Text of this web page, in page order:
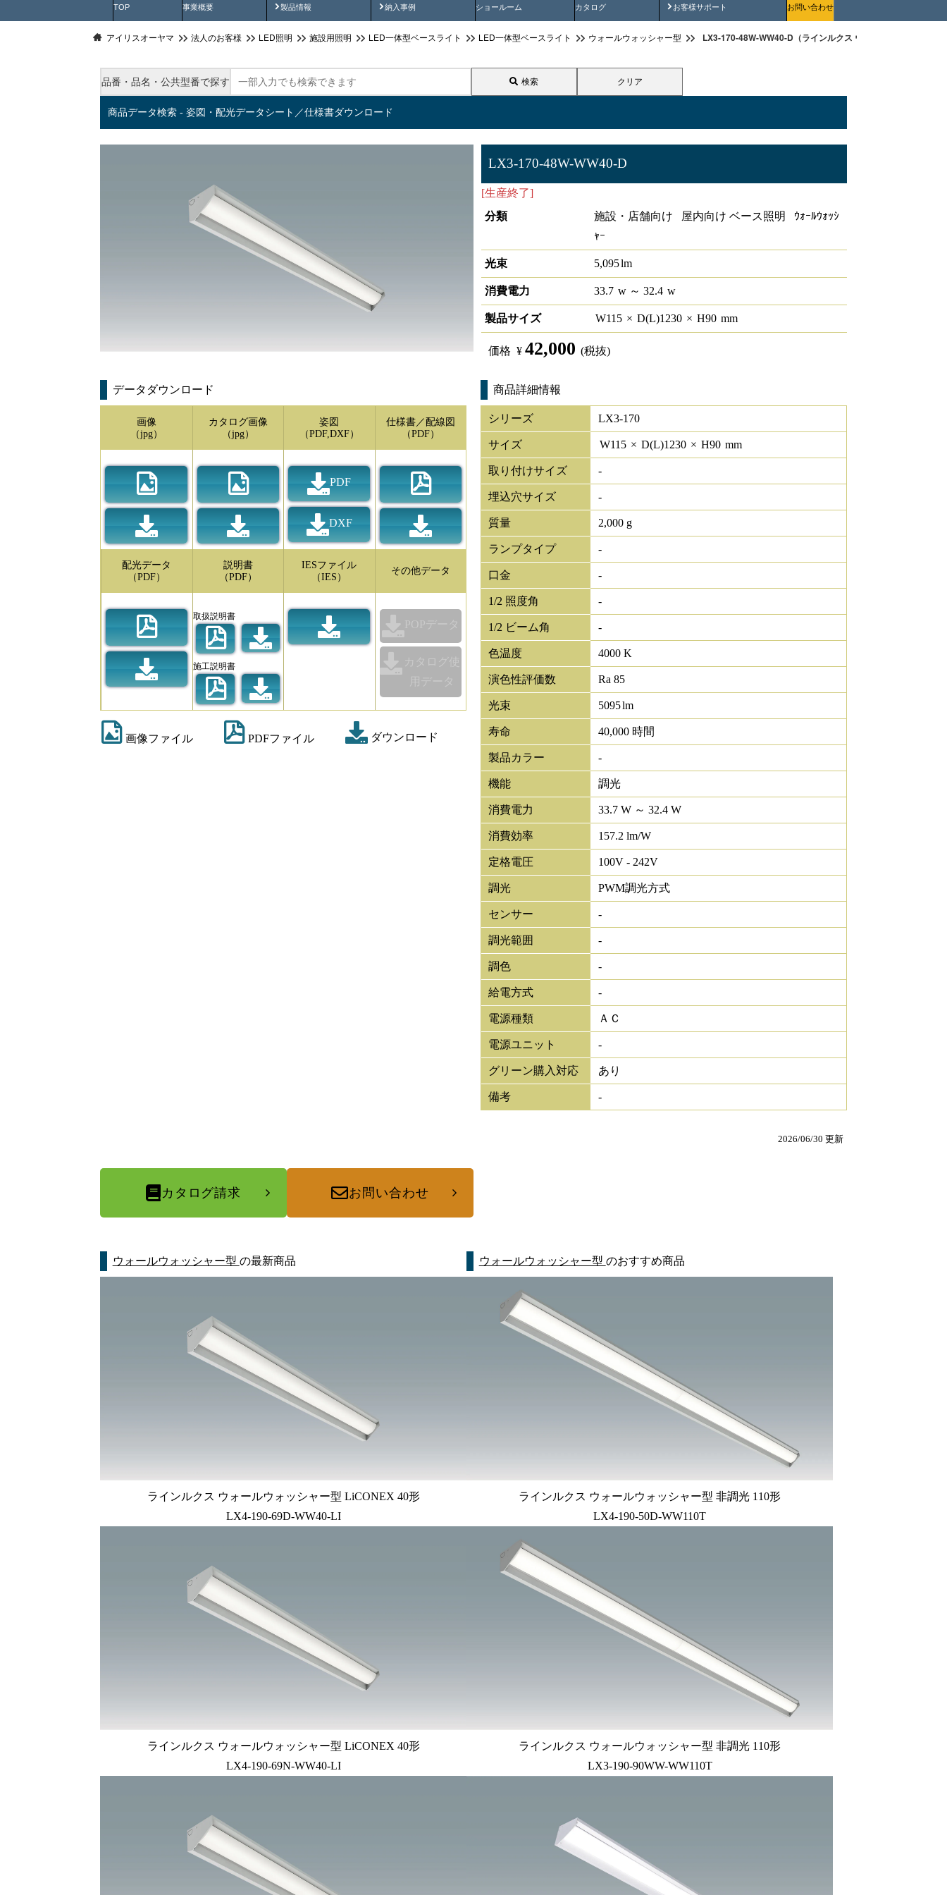
TOP 事業概要 製品情報
製品動画 納入事例
納入事例動画 ショールーム カタログ お客様サポート
安全にご使用いただくためにお問い合わせ
アイリスオーヤマ 法人のお客様 LED照明 施設用照明 LED一体型ベースライト LED一体型ベースライト ウォールウォッシャー型 LX3-170-48W-WW40-D（ラインルクス ウォールウォッシャー
品番・品名・公共型番で探す 検索 クリア
商品データ検索 - 姿図・配光データシート／仕様書ダウンロード
LX3-170-48W-WW40-D
[生産終了]
分類
施設・店舗向け 屋内向け ベース照明 ｳｫｰﾙｳｫｯｼ
ｬｰ
光束 5,095lm
消費電力 33.7 w ～ 32.4 w
製品サイズ W115 × D(L)1230 × H90 mm
価格 ¥ 42,000 (税抜)
データダウンロード
画像
（jpg）
カタログ画像
（jpg）
姿図
（PDF,DXF）
PDF
DXF
仕様書／配線図
（PDF）
配光データ
（PDF）
説明書
（PDF）
取扱説明書
施工説明書
IESファイル
（IES）
その他データ
POPデータ
カタログ使
用データ
画像ファイル PDFファイル ダウンロード
商品詳細情報
シリーズ LX3-170
サイズ W115 × D(L)1230 × H90 mm
取り付けサイズ -
埋込穴サイズ -
質量 2,000 g
ランプタイプ -
口金 -
1/2 照度角 -
1/2 ビーム角 -
色温度 4000 K
演色性評価数 Ra 85
光束 5095lm
寿命 40,000 時間
製品カラー -
機能 調光
消費電力 33.7 W ～ 32.4 W
消費効率 157.2 lm/W
定格電圧 100V - 242V
調光 PWM調光方式
センサー -
調光範囲 -
調色 -
給電方式 -
電源種類 ＡＣ
電源ユニット -
グリーン購入対応 あり
備考 -
2026/06/30 更新
カタログ請求 お問い合わせ
ウォールウォッシャー型 の最新商品
ラインルクス ウォールウォッシャー型 LiCONEX 40形
LX4-190-69D-WW40-LI
ラインルクス ウォールウォッシャー型 LiCONEX 40形
LX4-190-69N-WW40-LI
ウォールウォッシャー型 のおすすめ商品
ラインルクス ウォールウォッシャー型 非調光 110形
LX4-190-50D-WW110T
ラインルクス ウォールウォッシャー型 非調光 110形
LX3-190-90WW-WW110T